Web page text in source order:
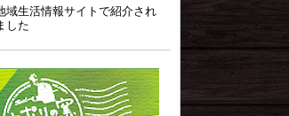
域生活情報サイトで紹介され
した